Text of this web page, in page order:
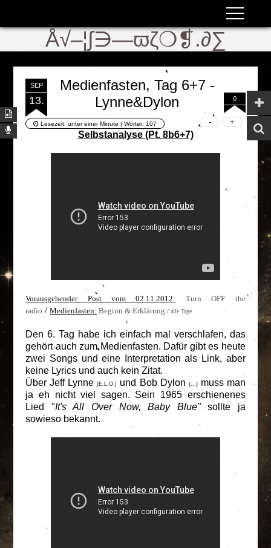
Å√–¦∫∋—ϖζ❍❡.∂∑
SEP
13.
Medienfasten, Tag 6+7 -
Lynne&Dylon
0
Lesezeit:unter einer Minute | Wörter: 107
Selbstanalyse (Pt. 8b6+7)
Vorausgehender Post vom 02.11.2012:
Turn OFF the
radio /Medienfasten: Beginn & Erklärung /alle Tage
Den 6. Tag habe ich einfach mal verschlafen, das
gehört auch zum Medienfasten. Dafür gibt es heute
zwei Songs und eine Interpretation als Link, aber
keine Lyrics und auch kein Zitat.
Über Jeff Lynne[E.L.O.] und Bob Dylon (...)muss man
ja eh nicht viel sagen. Sein 1965 erschienenes
Lied "It's All Over Now, Baby Blue"sollte ja
sowieso bekannt.